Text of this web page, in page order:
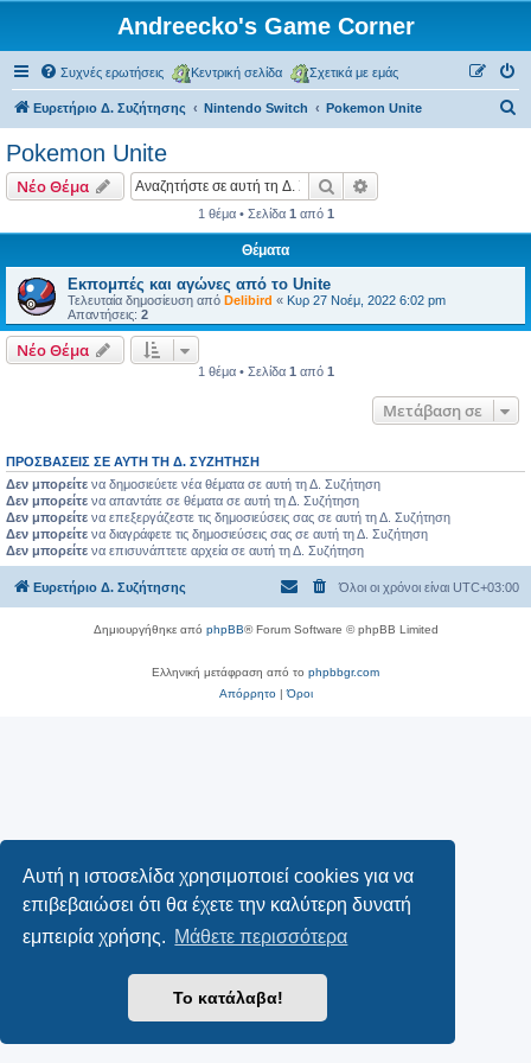
Αυτή η ιστοσελίδα χρησιμοποιεί cookies για να
επιβεβαιώσει ότι θα έχετε την καλύτερη δυνατή
εμπειρία χρήσης. Μάθετε περισσότερα
Το κατάλαβα!
Andreecko's Game Corner
Συχνές ερωτήσεις Κεντρική σελίδα Σχετικά με εμάς
Ευρετήριο Δ. Συζήτησης Nintendo Switch Pokemon Unite
η
Pokemon Unite
Νέο Θέμα Αναζήτηση
1 θέμα • Σελίδα 1 από 1
Θέματα
Εκπομπές και αγώνες από το Unite
Τελευταία δημοσίευση από Delibird « Κυρ 27 Νοέμ, 2022 6:02 pm
Απαντήσεις: 2
Νέο Θέμα
1 θέμα • Σελίδα 1 από 1
Μετάβαση σε
ΠΡΟΣΒΆΣΕΙΣ ΣΕ ΑΥΤΉ ΤΗ Δ. ΣΥΖΉΤΗΣΗ
Δεν μπορείτε να δημοσιεύετε νέα θέματα σε αυτή τη Δ. Συζήτηση
Δεν μπορείτε να απαντάτε σε θέματα σε αυτή τη Δ. Συζήτηση
Δεν μπορείτε να επεξεργάζεστε τις δημοσιεύσεις σας σε αυτή τη Δ. Συζήτηση
Δεν μπορείτε να διαγράφετε τις δημοσιεύσεις σας σε αυτή τη Δ. Συζήτηση
Δεν μπορείτε να επισυνάπτετε αρχεία σε αυτή τη Δ. Συζήτηση
Ευρετήριο Δ. Συζήτησης Όλοι οι χρόνοι είναι UTC+03:00
Δημιουργήθηκε από phpBB® Forum Software © phpBB Limited
Ελληνική μετάφραση από το phpbbgr.com
Απόρρητο|Όροι